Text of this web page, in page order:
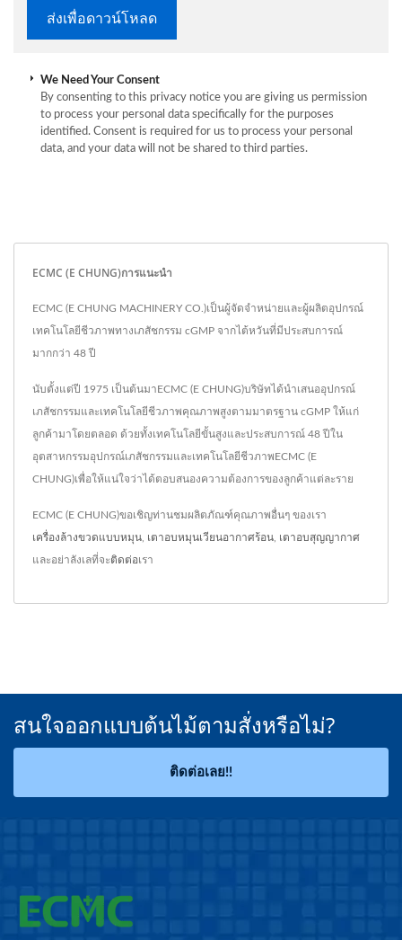
We Need Your Consent
By consenting to this privacy notice you are giving us permission
to process your personal data specifically for the purposes
identified. Consent is required for us to process your personal
data, and your data will not be shared to third parties.
ECMC (E CHUNG)การแนะนำ
ECMC (E CHUNG MACHINERY CO.)เป็นผู้จัดจำหน่ายและผู้ผลิตอุปกรณ์
เทคโนโลยีชีวภาพทางเภสัชกรรม cGMP จากไต้หวันที่มีประสบการณ์
มากกว่า 48 ปี
นับตั้งแต่ปี 1975 เป็นต้นมาECMC (E CHUNG)บริษัทได้นำเสนออุปกรณ์
เภสัชกรรมและเทคโนโลยีชีวภาพคุณภาพสูงตามมาตรฐาน cGMP ให้แก่
ลูกค้ามาโดยตลอด ด้วยทั้งเทคโนโลยีขั้นสูงและประสบการณ์ 48 ปีใน
อุตสาหกรรมอุปกรณ์เภสัชกรรมและเทคโนโลยีชีวภาพECMC (E
CHUNG)เพื่อให้แน่ใจว่าได้ตอบสนองความต้องการของลูกค้าแต่ละราย
ECMC (E CHUNG)ขอเชิญท่านชมผลิตภัณฑ์คุณภาพอื่นๆ ของเรา
เครื่องล้างขวดแบบหมุน เตาอบหมุนเวียนอากาศร้อน เตาอบสุญญากาศ
และอย่าลังเลที่จะติดต่อเรา
สนใจออกแบบต้นไม้ตามสั่งหรือไม่?
ติดต่อเลย!!